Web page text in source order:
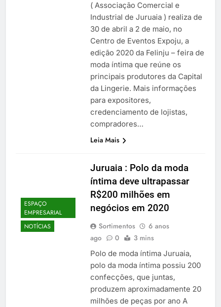
( Associação Comercial e
Industrial de Juruaia ) realiza de
30 de abril a 2 de maio, no
Centro de Eventos Expoju, a
edição 2020 da Felinju – feira de
moda íntima que reúne os
principais produtores da Capital
da Lingerie. Mais informações
para expositores,
credenciamento de lojistas,
compradores…
Leia Mais
ESPAÇO
EMPRESARIAL
NOTÍCIAS
Juruaia : Polo da moda
íntima deve ultrapassar
R$200 milhões em
negócios em 2020
Sortimentos
6 anos
ago
0 3 mins
Polo de moda íntima Juruaia,
polo da moda íntima possiu 200
confecções, que juntas,
produzem aproximadamente 20
milhões de peças por ano A